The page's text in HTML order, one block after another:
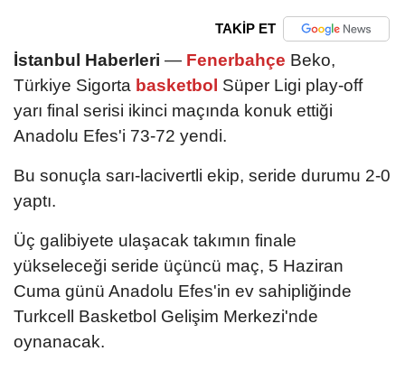
TAKİP ET
İstanbul Haberleri — Fenerbahçe Beko,
Türkiye Sigorta basketbol Süper Ligi play-off
yarı final serisi ikinci maçında konuk ettiği
Anadolu Efes'i 73-72 yendi.
Bu sonuçla sarı-lacivertli ekip, seride durumu 2-0
yaptı.
Üç galibiyete ulaşacak takımın finale
yükseleceği seride üçüncü maç, 5 Haziran
Cuma günü Anadolu Efes'in ev sahipliğinde
Turkcell Basketbol Gelişim Merkezi'nde
oynanacak.